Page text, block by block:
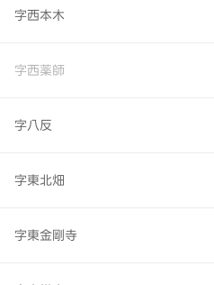
字西本木
字西薬師
字八反
字東北畑
字東金剛寺